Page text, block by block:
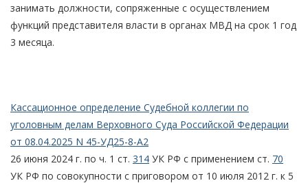
занимать должности, сопряженные с осуществлением
функций представителя власти в органах МВД на срок 1 год
3 месяца.
Кассационное определение Судебной коллегии по
уголовным делам Верховного Суда Российской Федерации
от 08.04.2025 N 45-УД25-8-А2
26 июня 2024 г. по ч. 1 ст. 314 УК РФ с применением ст. 70
УК РФ по совокупности с приговором от 10 июля 2012 г. к 5